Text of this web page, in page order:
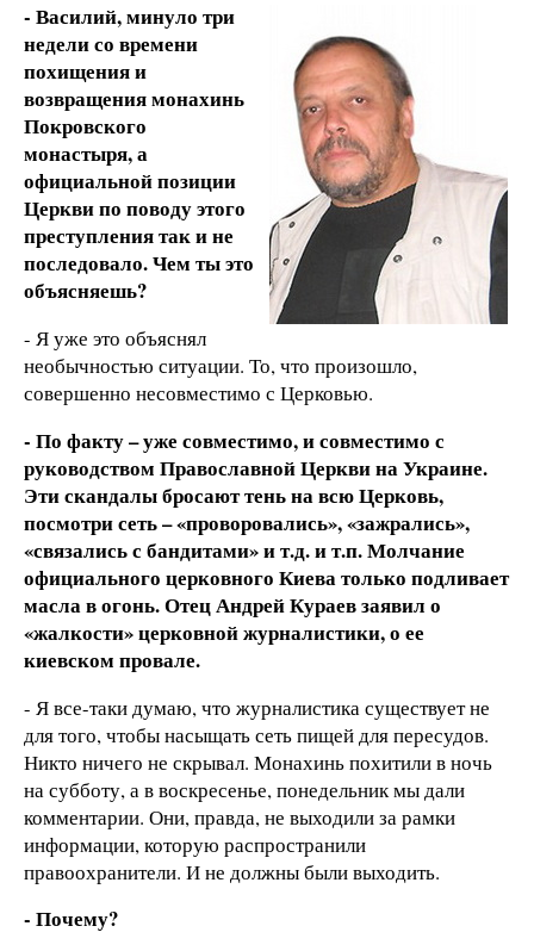
- Василий, минуло три
недели со времени
похищения и
возвращения монахинь
Покровского
монастыря, а
официальной позиции
Церкви по поводу этого
преступления так и не
последовало. Чем ты это
объясняешь?
- Я уже это объяснял
необычностью ситуации. То, что произошло,
совершенно несовместимо с Церковью.
- По факту – уже совместимо, и совместимо с
руководством Православной Церкви на Украине.
Эти скандалы бросают тень на всю Церковь,
посмотри сеть – «проворовались», «зажрались»,
«связались с бандитами» и т.д. и т.п. Молчание
официального церковного Киева только подливает
масла в огонь. Отец Андрей Кураев заявил о
«жалкости» церковной журналистики, о ее
киевском провале.
- Я все-таки думаю, что журналистика существует не
для того, чтобы насыщать сеть пищей для пересудов.
Никто ничего не скрывал. Монахинь похитили в ночь
на субботу, а в воскресенье, понедельник мы дали
комментарии. Они, правда, не выходили за рамки
информации, которую распространили
правоохранители. И не должны были выходить.
- Почему?